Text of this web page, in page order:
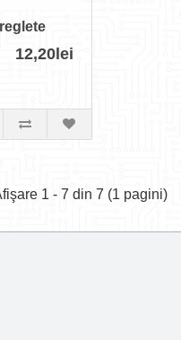
12,20lei
1 - 7 din 7 (1 pagini)